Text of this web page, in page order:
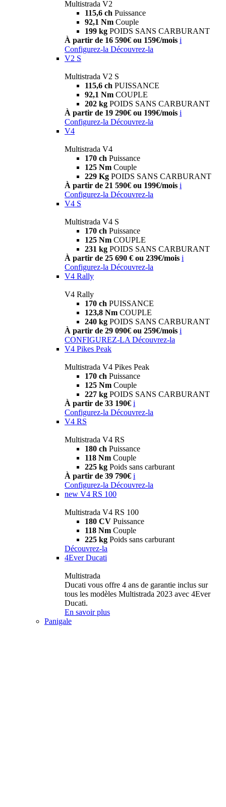
Multistrada V2
115,6 ch Puissance
92,1 Nm Couple
199 kg POIDS SANS CARBURANT
À partir de 16 590€ ou 159€/mois i
Configurez-la Découvrez-la
V2 S
Multistrada V2 S
115,6 ch PUISSANCE
92,1 Nm COUPLE
202 kg POIDS SANS CARBURANT
À partir de 19 290€ ou 199€/mois i
Configurez-la Découvrez-la
V4
Multistrada V4
170 ch Puissance
125 Nm Couple
229 Kg POIDS SANS CARBURANT
À partir de 21 590€ ou 199€/mois i
Configurez-la Découvrez-la
V4 S
Multistrada V4 S
170 ch Puissance
125 Nm COUPLE
231 kg POIDS SANS CARBURANT
À partir de 25 690 € ou 239€/mois i
Configurez-la Découvrez-la
V4 Rally
V4 Rally
170 ch PUISSANCE
123,8 Nm COUPLE
240 kg POIDS SANS CARBURANT
À partir de 29 090€ ou 259€/mois i
CONFIGUREZ-LA Découvrez-la
V4 Pikes Peak
Multistrada V4 Pikes Peak
170 ch Puissance
125 Nm Couple
227 kg POIDS SANS CARBURANT
À partir de 33 190€ i
Configurez-la Découvrez-la
V4 RS
Multistrada V4 RS
180 ch Puissance
118 Nm Couple
225 kg Poids sans carburant
À partir de 39 790€ i
Configurez-la Découvrez-la
new V4 RS 100
Multistrada V4 RS 100
180 CV Puissance
118 Nm Couple
225 kg Poids sans carburant
Découvrez-la
4Ever Ducati
Multistrada
Ducati vous offre 4 ans de garantie inclus sur
tous les modèles Multistrada 2023 avec 4Ever
Ducati.
En savoir plus
Panigale